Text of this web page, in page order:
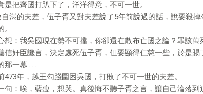
把齊國打趴下了，洋洋得意，不可一世。
滿的夫差，伍子胥又對夫差說了5年前說過的話，說要殺
想：我吳國現在勢不可擋，你卻還在散布亡國之論？罪該萬
信奸臣讒言，決定處死伍子胥，但要顯得仁慈一些，於是賜
那一幕……
年，越王勾踐圍困吳國，打敗了不可一世的夫差。
句：唉，藍瘦，想哭。真後悔不聽子胥之言，讓自己淪落到